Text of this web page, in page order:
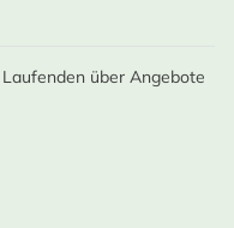
über Angebote